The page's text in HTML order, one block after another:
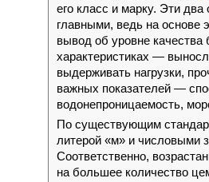
его класс и марку. Эти
главными, ведь на основе
вывод об уровне качества
характеристиках —
выдерживать нагрузки,
важных показателей —
водонепроницаемость,
По существующим
литерой «м» и числовыми
Соответственно,
на большее количество